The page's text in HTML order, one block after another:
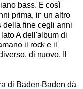
bass. E così
prima, in un altro
della fine degli anni
A dell'album di
il rock e il
di nuovo. Il
di Baden-Baden dà